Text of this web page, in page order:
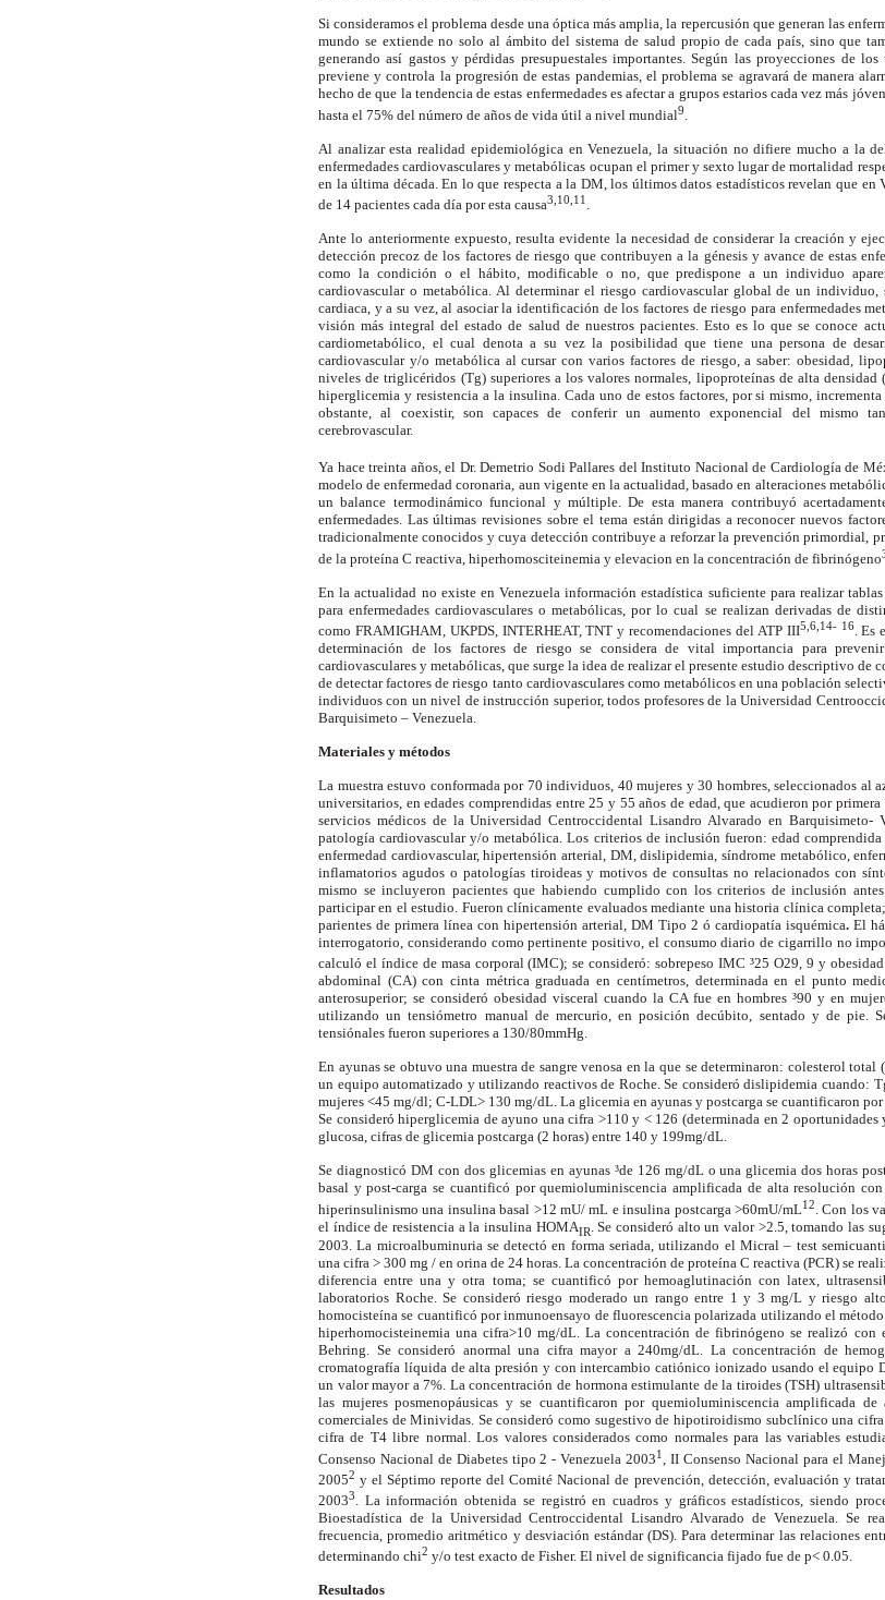
Si consideramos el problema desde una óptica más amplia, la repercusión que generan las
mundo se extiende no solo al ámbito del sistema de salud propio de cada país, sino que
generando así gastos y pérdidas presupuestales importantes. Según las proyecciones de
previene y controla la progresión de estas pandemias, el problema se agravará de manera
hecho de que la tendencia de estas enfermedades es afectar a grupos estarios cada vez más
hasta el 75% del número de años de vida útil a nivel mundial9
Al analizar esta realidad epidemiológica en Venezuela, la situación no difiere mucho a la
enfermedades cardiovasculares y metabólicas ocupan el primer y sexto lugar de mortalidad
en la última década. En lo que respecta a la DM, los últimos datos estadísticos revelan que en
de 14 pacientes cada día por esta causa3,10,11
Ante lo anteriormente expuesto, resulta evidente la necesidad de considerar la creación y
detección precoz de los factores de riesgo que contribuyen a la génesis y avance de estas
como la condición o el hábito, modificable o no, que predispone a un individuo
cardiovascular o metabólica. Al determinar el riesgo cardiovascular global de un individuo,
cardiaca, y a su vez, al asociar la identificación de los factores de riesgo para enfermedades
visión más integral del estado de salud de nuestros pacientes. Esto es lo que se conoce
cardiometabólico, el cual denota a su vez la posibilidad que tiene una persona de
cardiovascular y/o metabólica al cursar con varios factores de riesgo, a saber: obesidad,
niveles de triglicéridos (Tg) superiores a los valores normales, lipoproteínas de alta densidad
hiperglicemia y resistencia a la insulina. Cada uno de estos factores, por si mismo,
obstante, al coexistir, son capaces de conferir un aumento exponencial del mismo
cerebrovascular.
Ya hace treinta años, el Dr. Demetrio Sodi Pallares del Instituto Nacional de Cardiología de
modelo de enfermedad coronaria, aun vigente en la actualidad, basado en alteraciones
un balance termodinámico funcional y múltiple. De esta manera contribuyó
enfermedades. Las últimas revisiones sobre el tema están dirigidas a reconocer nuevos
tradicionalmente conocidos y cuya detección contribuye a reforzar la prevención primordial,
de la proteína C reactiva, hiperhomosciteinemia y elevacion en la concentración de fibrinógeno
En la actualidad no existe en Venezuela información estadística suficiente para realizar
para enfermedades cardiovasculares o metabólicas, por lo cual se realizan derivadas de
como FRAMIGHAM, UKPDS, INTERHEAT, TNT y recomendaciones del ATP III5,6,14- 16. Es
determinación de los factores de riesgo se considera de vital importancia para
cardiovasculares y metabólicas, que surge la idea de realizar el presente estudio descriptivo de
de detectar factores de riesgo tanto cardiovasculares como metabólicos en una población
individuos con un nivel de instrucción superior, todos profesores de la Universidad
Barquisimeto – Venezuela.
Materiales y métodos
La muestra estuvo conformada por 70 individuos, 40 mujeres y 30 hombres, seleccionados al
universitarios, en edades comprendidas entre 25 y 55 años de edad, que acudieron por
servicios médicos de la Universidad Centroccidental Lisandro Alvarado en Barquisimeto-
patología cardiovascular y/o metabólica. Los criterios de inclusión fueron: edad
enfermedad cardiovascular, hipertensión arterial, DM, dislipidemia, síndrome metabólico,
inflamatorios agudos o patologías tiroideas y motivos de consultas no relacionados con
mismo se incluyeron pacientes que habiendo cumplido con los criterios de inclusión
participar en el estudio. Fueron clínicamente evaluados mediante una historia clínica
parientes de primera línea con hipertensión arterial, DM Tipo 2 ó cardiopatía isquémica. El
interrogatorio, considerando como pertinente positivo, el consumo diario de cigarrillo no
calculó el índice de masa corporal (IMC); se consideró: sobrepeso IMC ³25 O29, 9 y
abdominal (CA) con cinta métrica graduada en centímetros, determinada en el punto
anterosuperior; se consideró obesidad visceral cuando la CA fue en hombres ³90 y en
utilizando un tensiómetro manual de mercurio, en posición decúbito, sentado y de pie.
tensiónales fueron superiores a 130/80mmHg.
En ayunas se obtuvo una muestra de sangre venosa en la que se determinaron: colesterol
un equipo automatizado y utilizando reactivos de Roche. Se consideró dislipidemia cuando:
mujeres <45 mg/dl; C-LDL> 130 mg/dL. La glicemia en ayunas y postcarga se cuantificaron
Se consideró hiperglicemia de ayuno una cifra >110 y < 126 (determinada en 2
glucosa, cifras de glicemia postcarga (2 horas) entre 140 y 199mg/dL.
Se diagnosticó DM con dos glicemias en ayunas ³de 126 mg/dL o una glicemia dos horas
basal y post-carga se cuantificó por quemioluminiscencia amplificada de alta resolución
hiperinsulinismo una insulina basal >12 mU/ mL e insulina postcarga >60mU/mL12 . Con los
el índice de resistencia a la insulina HOMAIR . Se consideró alto un valor >2.5, tomando las
2003. La microalbuminuria se detectó en forma seriada, utilizando el Micral – test
una cifra > 300 mg / en orina de 24 horas. La concentración de proteína C reactiva (PCR) se
diferencia entre una y otra toma; se cuantificó por hemoaglutinación con latex,
laboratorios Roche. Se consideró riesgo moderado un rango entre 1 y 3 mg/L y riesgo
homocisteína se cuantificó por inmunoensayo de fluorescencia polarizada utilizando el
hiperhomocisteinemia una cifra>10 mg/dL. La concentración de fibrinógeno se realizó
Behring. Se consideró anormal una cifra mayor a 240mg/dL. La concentración de
cromatografía líquida de alta presión y con intercambio catiónico ionizado usando el equipo
un valor mayor a 7%. La concentración de hormona estimulante de la tiroides (TSH)
las mujeres posmenopáusicas y se cuantificaron por quemioluminiscencia amplificada
comerciales de Minividas. Se consideró como sugestivo de hipotiroidismo subclínico una
cifra de T4 libre normal. Los valores considerados como normales para las variables
Consenso Nacional de Diabetes tipo 2 - Venezuela 20031
, II Consenso Nacional para el
20052 y el Séptimo reporte del Comité Nacional de prevención, detección, evaluación y
20033. La información obtenida se registró en cuadros y gráficos estadísticos, siendo
Bioestadística de la Universidad Centroccidental Lisandro Alvarado de Venezuela. Se
frecuencia, promedio aritmético y desviación estándar (DS). Para determinar las relaciones
determinando chi2 y/o test exacto de Fisher. El nivel de significancia fijado fue de p< 0.05.
Resultados